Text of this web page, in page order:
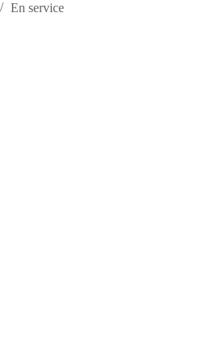
En service